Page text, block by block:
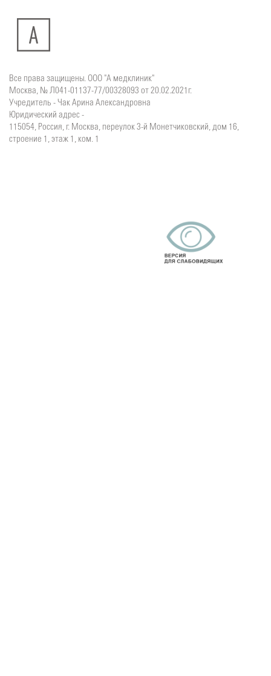
Все права защищены. ООО "А медклиник"
Москва, № Л041-01137-77/00328093 от 20.02.2021г.
Учредитель - Чак Арина Александровна
Юридический адрес -
115054, Россия, г. Москва, переулок 3-й Монетчиковский, дом 16,
строение 1, этаж 1, ком. 1